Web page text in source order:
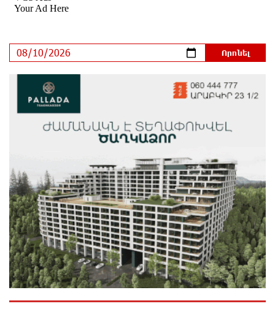
լինելու
1 օր առաջ
Ողբերգական դեպք՝ Երևանում․ Կիևյան կամրջի
տակ հայտնաբերվել է տղամարդու մարմին
Ադրբեջանի Սարով գյուղում տանը 18-ամյա աղջկա
դի է հայտնաբերվել
1 օր առաջ
Հայհիդրոմետի տնօրենը գրել է
1 օր առաջ
Արտակարգ դեպք՝ Երևանում․ կոտրել են «Հույս
բոլոր մարդկանց» հիմնադրամի շենքի
պատուհաններն ու դռները